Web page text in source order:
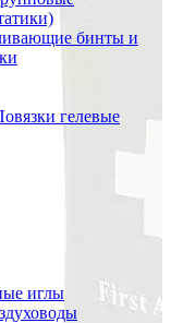
бинты и
гелевые
иглы